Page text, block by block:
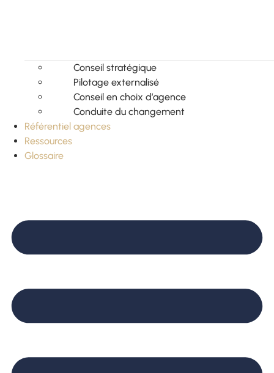
Conseil stratégique
Pilotage externalisé
Conseil en choix d’agence
Conduite du changement
Référentiel agences
Ressources
Glossaire